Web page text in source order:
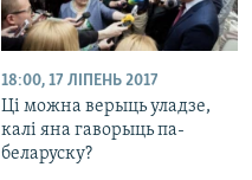
18:00, 17 ЛІПЕНЬ 2017
Ці можна верыць уладзе,
калі яна гаворыць па-
беларуску?